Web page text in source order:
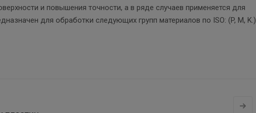
и повышения точности, а в ряде случаев применяется для
для обработки следующих групп материалов по ISO: (P, M, K.)